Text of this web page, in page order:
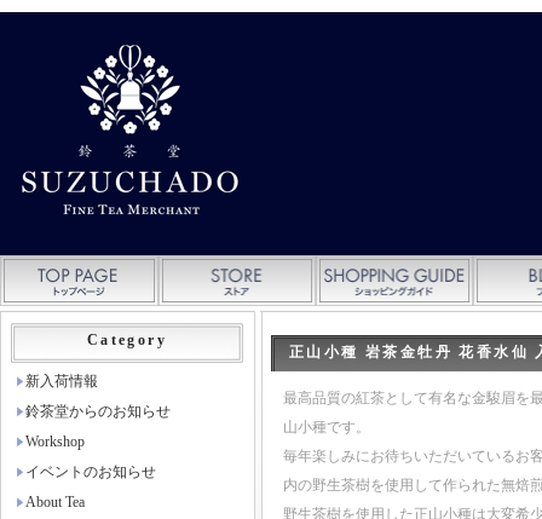
正山小種 岩茶金牡丹 花香水仙
最高品質の紅茶として有名な金駿眉を
山小種です。
毎年楽しみにお待ちいただいているお
内の野生茶樹を使用して作られた無焙
野生茶樹を使用した正山小種は大変希
Category
新入荷情報
鈴茶堂からのお知らせ
Workshop
イベントのお知らせ
About Tea